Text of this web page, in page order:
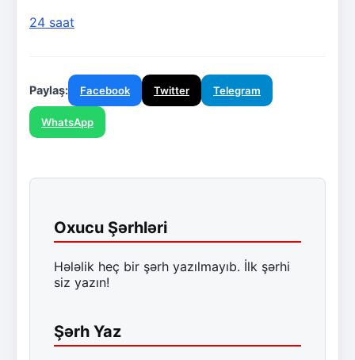
24 saat
Paylaş: Facebook Twitter Telegram
WhatsApp
Oxucu Şərhləri
Hələlik heç bir şərh yazılmayıb. İlk şərhi
siz yazın!
Şərh Yaz